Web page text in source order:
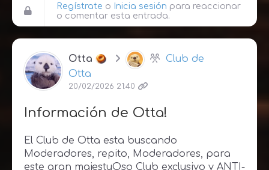
Regístrate o Inicia sesión para reaccionar
o comentar esta entrada.
Otta
Club de
Otta
20/02/2026 21:40
Información de Otta!
El Club de Otta esta buscando
Moderadores, repito, Moderadores, para
este gran majestuOso Club exclusivo y ANTI-